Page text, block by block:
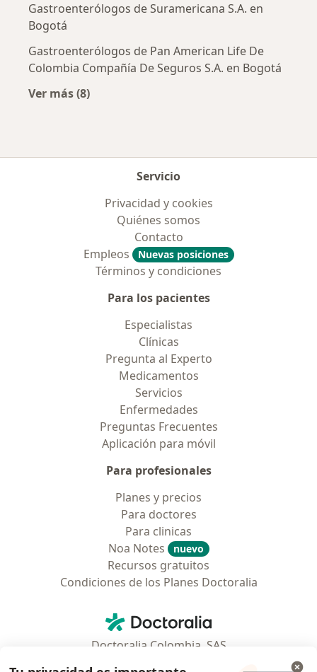
Gastroenterólogos de Suramericana S.A. en
Bogotá
Gastroenterólogos de Pan American Life De
Colombia Compañía De Seguros S.A. en Bogotá
Ver más (8)
Servicio
Privacidad y cookies
Quiénes somos
Contacto
Empleos
Nuevas posiciones
Términos y condiciones
Para los pacientes
Especialistas
Clínicas
Pregunta al Experto
Medicamentos
Servicios
Enfermedades
Preguntas Frecuentes
Aplicación para móvil
Para profesionales
Planes y precios
Para doctores
Para clinicas
Noa Notes
nuevo
Recursos gratuitos
Condiciones de los Planes Doctoralia
Doctoralia - Página de inicio
Doctoralia Colombia, SAS